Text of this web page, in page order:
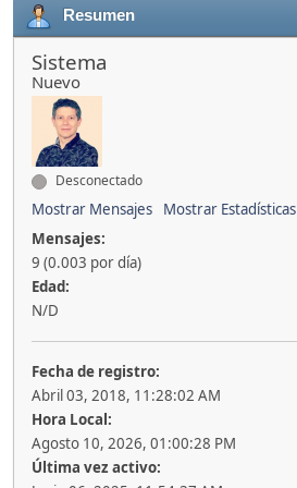
Resumen
Sistema
Nuevo
Desconectado
Mostrar Mensajes
Mostrar Estadísticas
Mensajes:
9 (0.003 por día)
Edad:
N/D
Fecha de registro:
Abril 03, 2018, 11:28:02 AM
Hora Local:
Agosto 10, 2026, 01:00:28 PM
Última vez activo: